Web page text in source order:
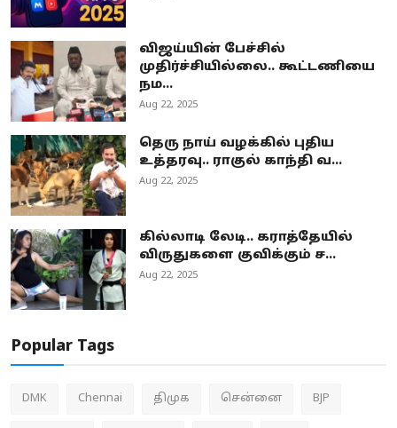
விஜய்யின் பேச்சில்
முதிர்ச்சியில்லை.. கூட்டணியை
நம...
Aug 22, 2025
தெரு நாய் வழக்கில் புதிய
உத்தரவு.. ராகுல் காந்தி வ...
Aug 22, 2025
கில்லாடி லேடி.. கராத்தேயில்
விருதுகளை குவிக்கும் ச...
Aug 22, 2025
Popular Tags
DMK Chennai திமுக சென்னை BJP